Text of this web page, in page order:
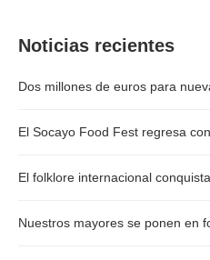
Noticias recientes
Dos millones de euros para
El Socayo Food Fest regresa
El folklore internacional
Nuestros mayores se ponen en